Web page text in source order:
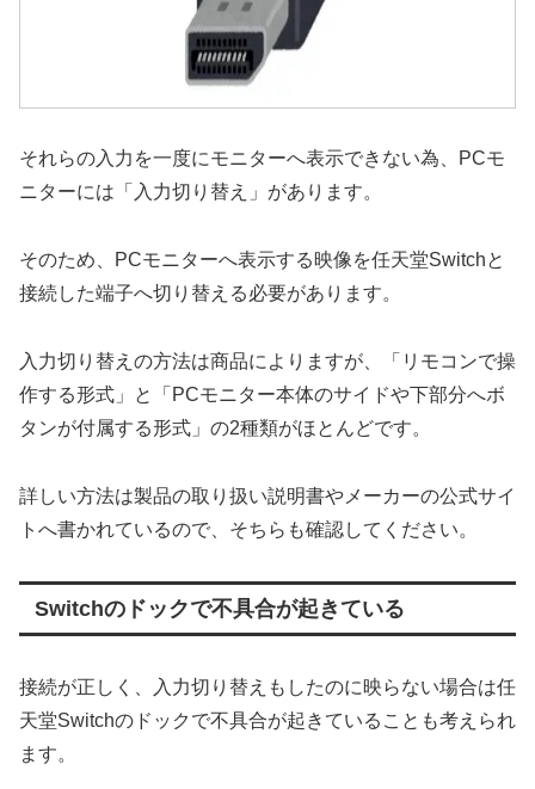
それらの入力を一度にモニターへ表示できない為、PCモ
ニターには「入力切り替え」があります。
そのため、PCモニターへ表示する映像を任天堂Switchと
接続した端子へ切り替える必要があります。
入力切り替えの方法は商品によりますが、「リモコンで操
作する形式」と「PCモニター本体のサイドや下部分へボ
タンが付属する形式」の2種類がほとんどです。
詳しい方法は製品の取り扱い説明書やメーカーの公式サイ
トへ書かれているので、そちらも確認してください。
Switchのドックで不具合が起きている
接続が正しく、入力切り替えもしたのに映らない場合は任
天堂Switchのドックで不具合が起きていることも考えられ
ます。